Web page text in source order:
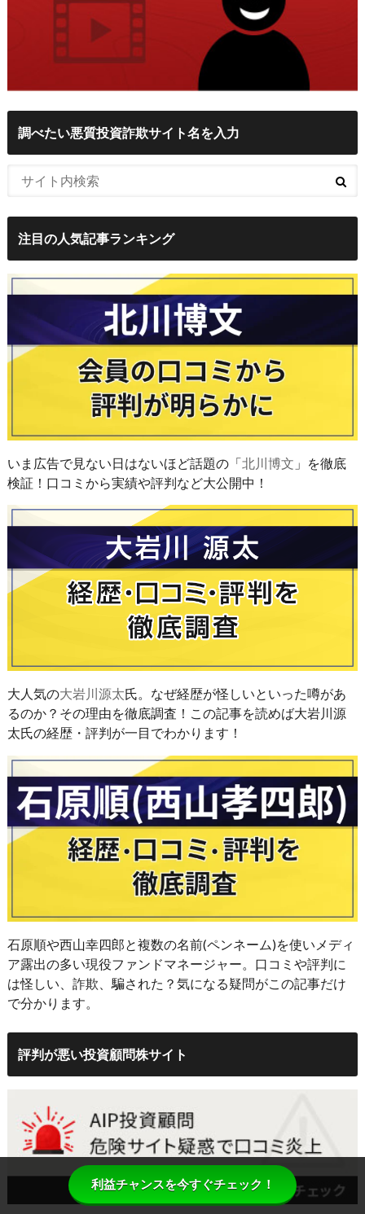
調べたい悪質投資詐欺サイト名を入力
注目の人気記事ランキング
いま広告で見ない日はないほど話題の「北川博文 」を徹底
検証！口コミから実績や評判など大公開中！
大人気の大岩川源太氏。なぜ経歴が怪しいといった噂があ
るのか？その理由を徹底調査！この記事を読めば大岩川源
太氏の経歴・評判が一目でわかります！
石原順や西山幸四郎と複数の名前(ペンネーム)を使いメディ
ア露出の多い現役ファンドマネージャー。口コミや評判に
は怪しい、詐欺、騙された？気になる疑問がこの記事だけ
で分かります。
評判が悪い投資顧問株サイト
利益チャンスを今すぐチェック！